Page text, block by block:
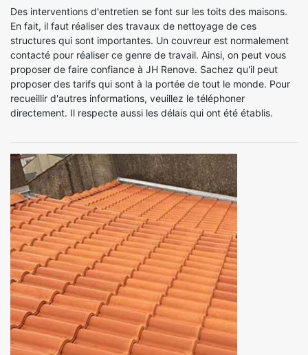
Des interventions d'entretien se font sur les toits des maisons.
En fait, il faut réaliser des travaux de nettoyage de ces
structures qui sont importantes. Un couvreur est normalement
contacté pour réaliser ce genre de travail. Ainsi, on peut vous
proposer de faire confiance à JH Renove. Sachez qu'il peut
proposer des tarifs qui sont à la portée de tout le monde. Pour
recueillir d'autres informations, veuillez le téléphoner
directement. Il respecte aussi les délais qui ont été établis.